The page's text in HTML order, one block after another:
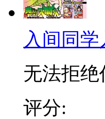
入间同学
无法拒
评分: